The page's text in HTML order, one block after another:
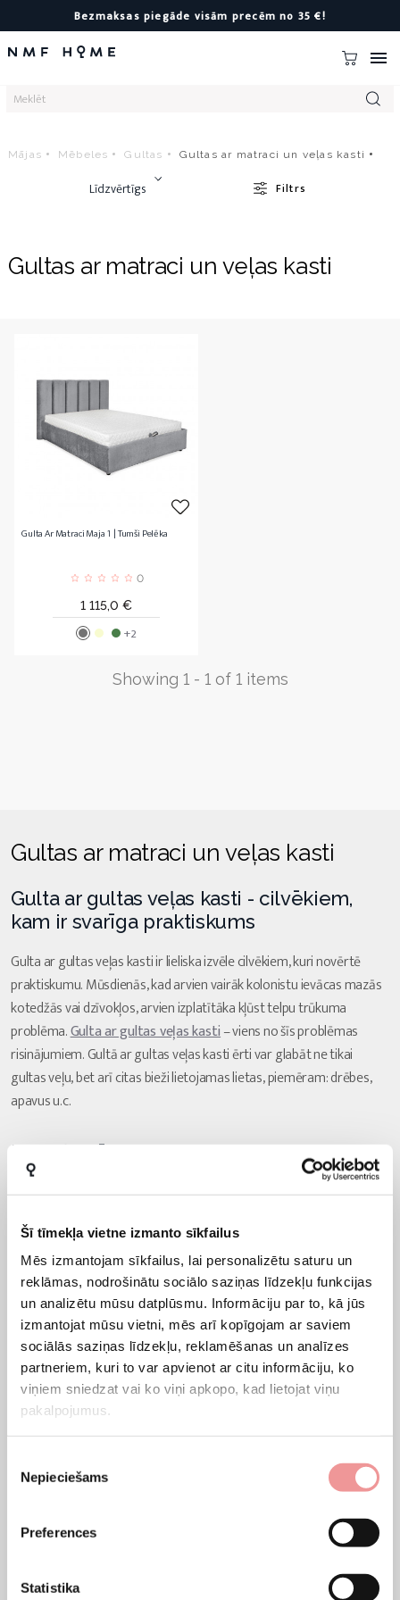
Šī tīmekļa vietne izmanto sīkfailus
Mēs izmantojam sīkfailus, lai personalizētu saturu un
reklāmas, nodrošinātu sociālo saziņas līdzekļu funkcijas
un analizētu mūsu datplūsmu. Informāciju par to, kā jūs
izmantojat mūsu vietni, mēs arī kopīgojam ar saviem
sociālās saziņas līdzekļu, reklamēšanas un analīzes
partneriem, kuri to var apvienot ar citu informāciju, ko
viņiem sniedzat vai ko viņi apkopo, kad lietojat viņu
pakalpojumus.
izvēle
Nepieciešams
Preferences
Statistika
Bezmaksas piegāde visām precēm no 35 €!

Mājas Mēbeles Gultas Gultas ar matraci un veļas kasti
Līdzvērtīgs Filtrs
Gultas ar matraci un veļas kasti
Gulta Ar Matraci Maja 1 | Tumši Pelēka
0
Cena
1 115,0 €
+2
Showing 1 - 1 of 1 items
Gultas ar matraci un veļas kasti
Gulta ar gultas veļas kasti - cilvēkiem,
kam ir svarīga praktiskums
Gulta ar gultas veļas kasti ir lieliska izvēle cilvēkiem, kuri novērtē
praktiskumu. Mūsdienās, kad arvien vairāk kolonistu ievācas mazās
kotedžās vai dzīvokļos, arvien izplatītāka kļūst telpu trūkuma
problēma.Gulta ar gultas veļas kasti– viens no šīs problēmas
risinājumiem. Gultā ar gultas veļas kasti ērti var glabāt ne tikai
gultas veļu, bet arī citas bieži lietojamas lietas, piemēram: drēbes,
apavus u.c.
Divguļamā gulta ar gultas kasti un
vienvietīga gulta ar gultas kasti - katra
vajadzībām
NMF HOME ražots Lietuvāgultas–augstas kvalitātes funkcionālas
mēbeles. Tajās esošās gultas veļas kastes ir ietilpīgas, ietilpīgas un
ērtas lietošanā. Klientu ērtībām ir iespēja izvēlēties gultas ar gultas
veļas kastēm, kas atveras no sāniem vai no aizmugures.
Mūsu sortimentā ir dažādi izmēri divgulamas gultasar gultas veļas
kasti unvienvietīgas gultasar gultas veļas kasti, lai ikviens varētu
atrast sev piemērotāko mēbeli. NMF HOME gultas ir viegli
pielāgojamas jebkura stila guļamistabas vai jauniešu istabas
interjeram.
precei ir 2 gadu garantija!
Dīvāns-gulta ar gultas kasti ir praktiska
izvēle negaidītu viesu gadījumā
Viesiem ierodoties uz ilgāku laiku, nereti rodas jautājums, kā viņiem